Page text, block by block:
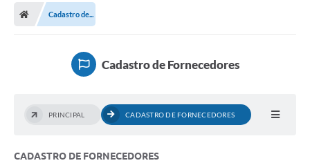
Licitações / PCA
Galeria de Fotos
Cadastro de...
Cadastro de Fornecedores
PRINCIPAL CADASTRO DE FORNECEDORES
CADASTRO DE FORNECEDORES